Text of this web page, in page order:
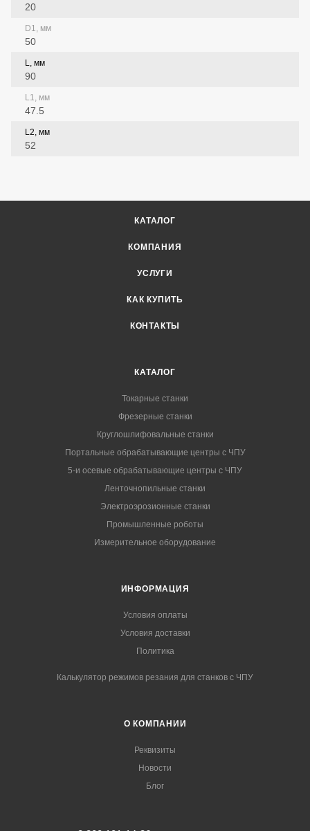
20
D1, мм
50
L, мм
90
L1, мм
47.5
L2, мм
52
КАТАЛОГ
КОМПАНИЯ
УСЛУГИ
КАК КУПИТЬ
КОНТАКТЫ
КАТАЛОГ
Токарные станки
Фрезерные станки
Круглошлифовальные станки
Портальные обрабатывающие центры с ЧПУ
5-и осевые обрабатывающие центры с ЧПУ
Ленточнопильные станки
Электроэрозионные станки
Промышленные роботы
Измерительное оборудование
ИНФОРМАЦИЯ
Условия оплаты
Условия доставки
Политика
Калькулятор режимов резания для станков с ЧПУ
О КОМПАНИИ
Реквизиты
Новости
Блог